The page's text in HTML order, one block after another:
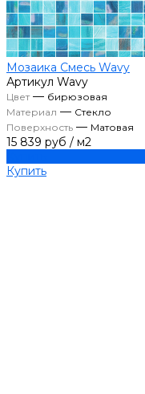
Мозаика Смесь Wavy
Артикул Wavy
Цвет— бирюзовая
Материал — Стекло
Поверхность — Матовая
15 839 руб / м2
Купить